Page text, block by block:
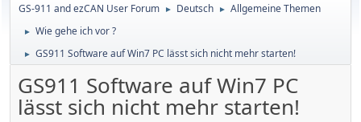
GS-911 and ezCAN User Forum ► Deutsch ► Allgemeine Themen
► Wie gehe ich vor ?
► GS911 Software auf Win7 PC lässt sich nicht mehr starten!
GS911 Software auf Win7 PC
lässt sich nicht mehr starten!